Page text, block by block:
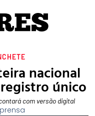
nacional
único
com versão digital